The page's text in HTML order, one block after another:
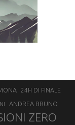
24H DI FINALE
ANDREA BRUNO
ZERO